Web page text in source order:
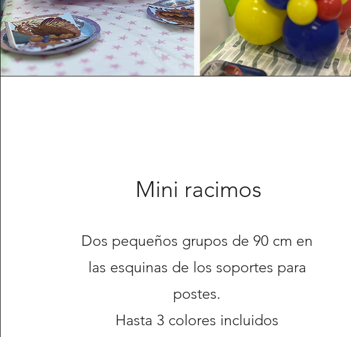
Mini racimos
Dos pequeños grupos de 90 cm en
las esquinas de los soportes para
postes.
Hasta 3 colores incluidos